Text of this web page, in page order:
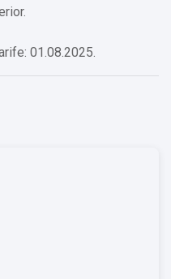
01.08.2025.